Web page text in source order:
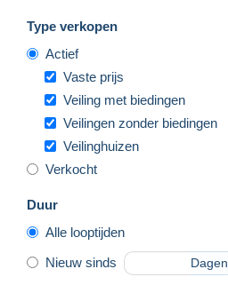
Type verkopen
Actief
Vaste prijs
Veiling met biedingen
Veilingen zonder biedingen
Veilinghuizen
Verkocht
Duur
Alle looptijden
Nieuw sinds Dagen